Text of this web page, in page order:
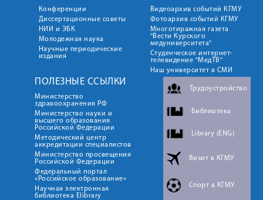
Конференции
Диссертационные советы
НИИ и ЭБК
Молодежная наука
Научные периодические
издания
Видеоархив событий КГМУ
Фотоархив событий КГМУ
Многотиражная газета
"Вести Курского
медуниверситета"
Студенческое интернет-
телевидение "МедТВ"
Наш университет в СМИ
ПОЛЕЗНЫЕ ССЫЛКИ
Министерство
здравоохранения РФ
Министерство науки и
высшего образования
Российской Федерации
Методический центр
аккредитации специалистов
Министерство просвещения
Российской Федерации
Федеральный портал
«Российское образование»
Научная электронная
библиотека Elibrary
Трудоустройство
Библиотека
Library (ENG)
Визит в КГМУ
Спорт в КГМУ